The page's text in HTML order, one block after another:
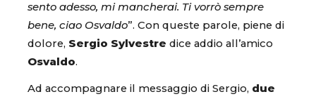
sento adesso, mi mancherai. Ti vorrò sempre
bene, ciao Osvaldo”. Con queste parole, piene di
dolore, Sergio Sylvestre dice addio all’amico
Osvaldo.
Ad accompagnare il messaggio di Sergio, due